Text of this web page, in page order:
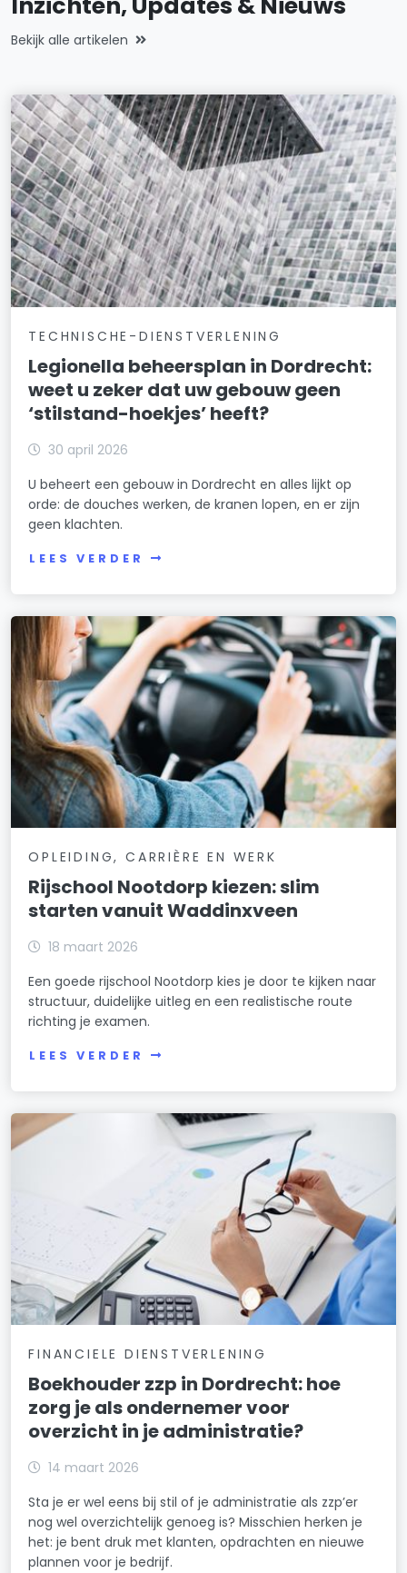
Bekijk alle artikelen
TECHNISCHE-DIENSTVERLENING
Legionella beheersplan in Dordrecht:
weet u zeker dat uw gebouw geen
‘stilstand-hoekjes’ heeft?
30 april 2026
U beheert een gebouw in Dordrecht en alles lijkt op
orde: de douches werken, de kranen lopen, en er zijn
geen klachten.
LEES VERDER
OPLEIDING, CARRIÈRE EN WERK
Rijschool Nootdorp kiezen: slim
starten vanuit Waddinxveen
18 maart 2026
Een goede rijschool Nootdorp kies je door te kijken naar
structuur, duidelijke uitleg en een realistische route
richting je examen.
LEES VERDER
FINANCIELE DIENSTVERLENING
Boekhouder zzp in Dordrecht: hoe
zorg je als ondernemer voor
overzicht in je administratie?
14 maart 2026
Sta je er wel eens bij stil of je administratie als zzp’er
nog wel overzichtelijk genoeg is? Misschien herken je
het: je bent druk met klanten, opdrachten en nieuwe
plannen voor je bedrijf.